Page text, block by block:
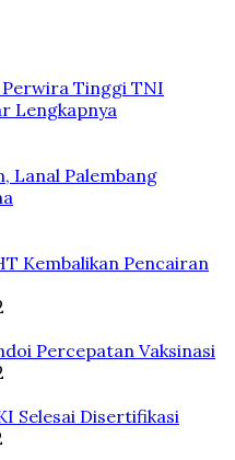
Tinggi TNI
Lengkapnya
Lanal Palembang
Kembalikan Pencairan
Percepatan Vaksinasi
Selesai Disertifikasi